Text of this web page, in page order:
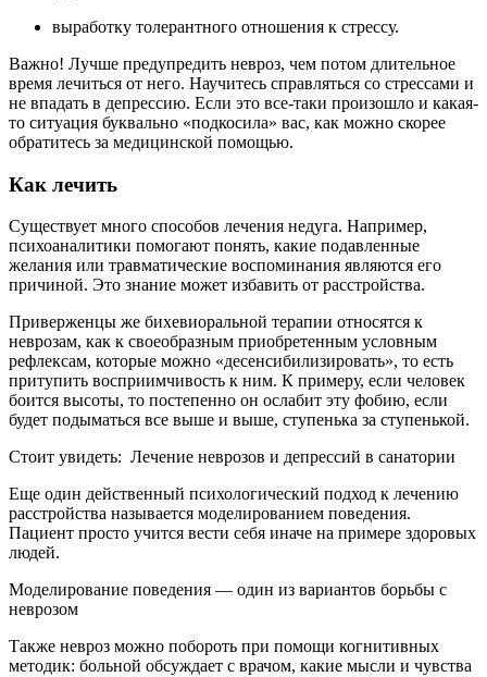
выработку толерантного отношения к стрессу.
Важно! Лучше предупредить невроз, чем потом длительное
время лечиться от него. Научитесь справляться со стрессами и
не впадать в депрессию. Если это все-таки произошло и какая-
то ситуация буквально «подкосила» вас, как можно скорее
обратитесь за медицинской помощью.
Как лечить
Существует много способов лечения недуга. Например,
психоаналитики помогают понять, какие подавленные
желания или травматические воспоминания являются его
причиной. Это знание может избавить от расстройства.
Приверженцы же бихевиоральной терапии относятся к
неврозам, как к своеобразным приобретенным условным
рефлексам, которые можно «десенсибилизировать», то есть
притупить восприимчивость к ним. К примеру, если человек
боится высоты, то постепенно он ослабит эту фобию, если
будет подыматься все выше и выше, ступенька за ступенькой.
Стоит увидеть: Лечение неврозов и депрессий в санатории
Еще один действенный психологический подход к лечению
расстройства называется моделированием поведения.
Пациент просто учится вести себя иначе на примере здоровых
людей.
Моделирование поведения — один из вариантов борьбы с
неврозом
Также невроз можно побороть при помощи когнитивных
методик: больной обсуждает с врачом, какие мысли и чувства